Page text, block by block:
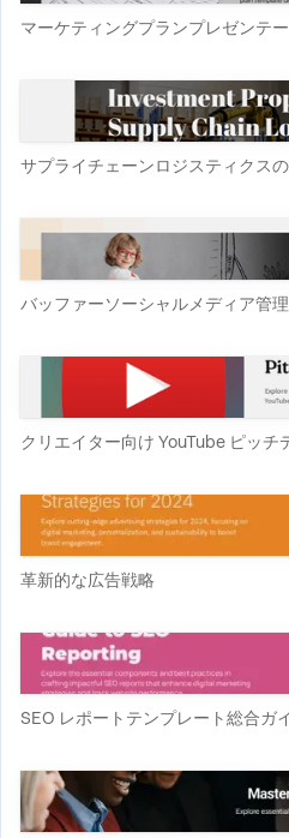
マーケティングプランプレゼンテ
サプライチェーンロジスティクス
バッファーソーシャルメディア管
クリエイター向け YouTube ピッチ
革新的な広告戦略
SEO レポートテンプレート総合ガ